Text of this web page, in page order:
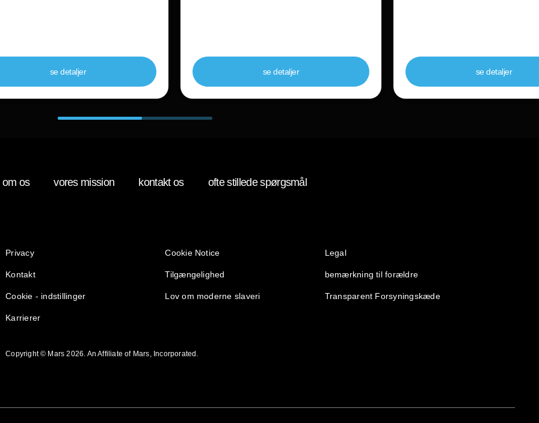
se detaljer se detaljer se detaljer
om os vores mission kontakt os ofte stillede spørgsmål
Privacy
(opens in new window) Cookie Notice
(opens in new window) Legal
(opens in new window)
Kontakt Tilgængelighed
(opens in new window) bemærkning til forældre
(opens in new window)
Cookie - indstillinger Lov om moderne slaveri
(opens in new window) Transparent Forsyningskæde
(opens in new window)
Karrierer
(opens in new window)
Copyright © Mars 2026. An Affiliate of Mars, Incorporated.